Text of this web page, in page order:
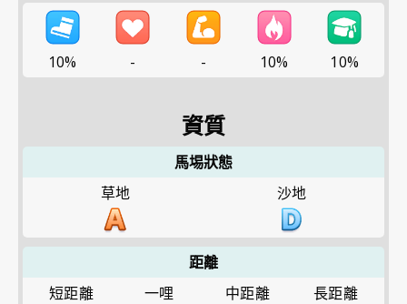
10% - - 10% 10%
資質
馬埸狀態
草地
沙地
距離
短距離
一哩 中距離 長距離